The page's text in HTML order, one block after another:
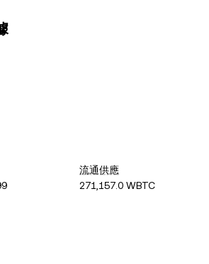
流通供應
271,157.0 WBTC